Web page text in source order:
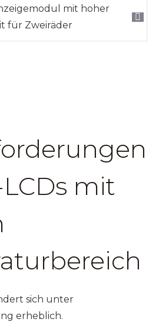
mit hoher
für Zweiräder
mit
sich unter
erheblich.